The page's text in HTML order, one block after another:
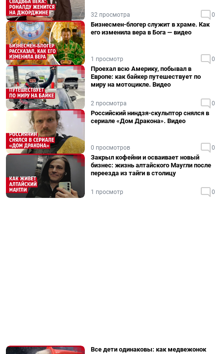
32 просмотра 0
Бизнесмен-блогер служит в храме. Как
его изменила вера в Бога — видео
1 просмотр 0
Проехал всю Америку, побывал в
Европе: как байкер путешествует по
миру на мотоцикле. Видео
2 просмотра 0
Российский ниндзя-скульптор снялся в
сериале «Дом Дракона». Видео
0 просмотров 0
Закрыл кофейни и осваивает новый
бизнес: жизнь алтайского Маугли после
переезда из тайги в столицу
1 просмотр 0
Все дети одинаковы: как медвежонок